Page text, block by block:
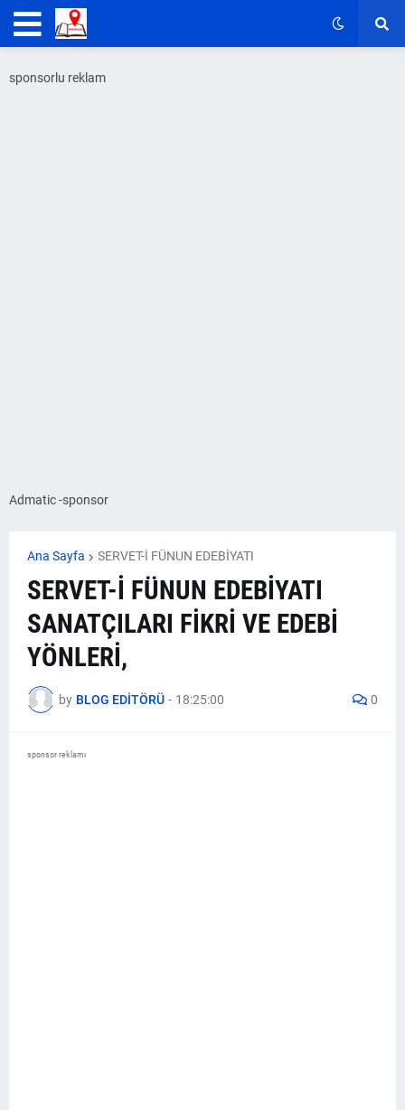
sponsorlu reklam
Admatic -sponsor
Ana Sayfa SERVET-İ FÜNUN EDEBİYATI
SERVET-İ FÜNUN EDEBİYATI
SANATÇILARI FİKRİ VE EDEBİ
YÖNLERİ,
by BLOG EDİTÖRÜ - 18:25:00 0
sponsor reklamı